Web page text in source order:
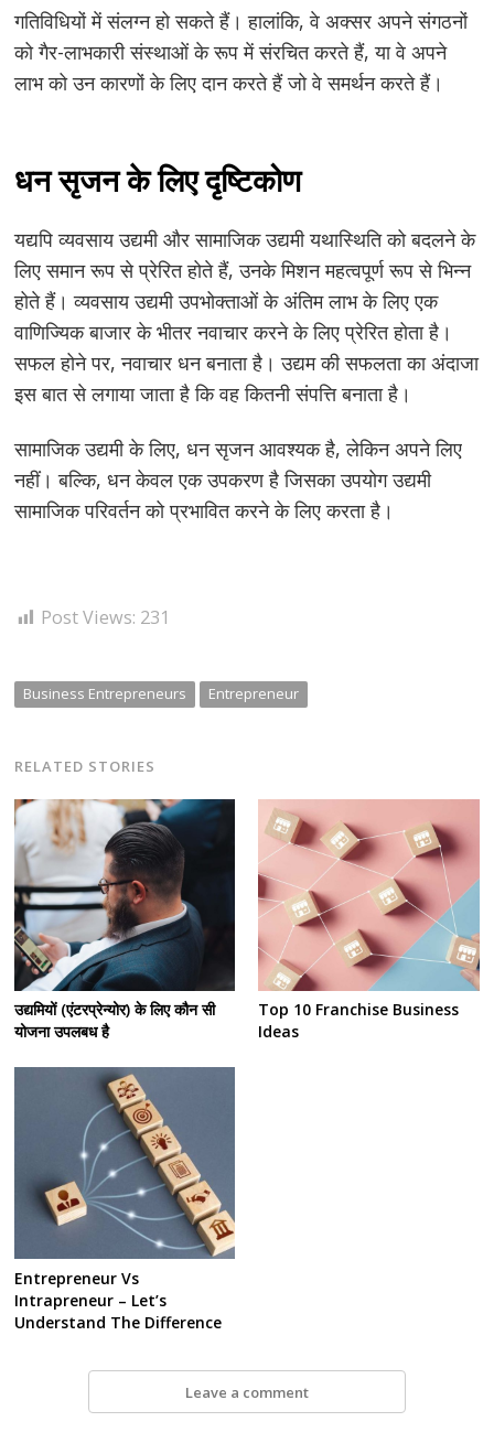
गतिविधियों में संलग्न हो सकते हैं। हालांकि, वे अक्सर अपने संगठनों
को गैर-लाभकारी संस्थाओं के रूप में संरचित करते हैं, या वे अपने
लाभ को उन कारणों के लिए दान करते हैं जो वे समर्थन करते हैं।
धन सृजन के लिए दृष्टिकोण
यद्यपि व्यवसाय उद्यमी और सामाजिक उद्यमी यथास्थिति को बदलने के
लिए समान रूप से प्रेरित होते हैं, उनके मिशन महत्वपूर्ण रूप से भिन्न
होते हैं। व्यवसाय उद्यमी उपभोक्ताओं के अंतिम लाभ के लिए एक
वाणिज्यिक बाजार के भीतर नवाचार करने के लिए प्रेरित होता है।
सफल होने पर, नवाचार धन बनाता है। उद्यम की सफलता का अंदाजा
इस बात से लगाया जाता है कि वह कितनी संपत्ति बनाता है।
सामाजिक उद्यमी के लिए, धन सृजन आवश्यक है, लेकिन अपने लिए
नहीं। बल्कि, धन केवल एक उपकरण है जिसका उपयोग उद्यमी
सामाजिक परिवर्तन को प्रभावित करने के लिए करता है।
Post Views: 231
Business Entrepreneurs Entrepreneur
RELATED STORIES
उद्यमियों (एंटरप्रेन्योर) के लिए कौन सी
योजना उपलबध है
Top 10 Franchise Business
Ideas
Entrepreneur Vs
Intrapreneur – Let’s
Understand The Difference
Leave a comment
Post